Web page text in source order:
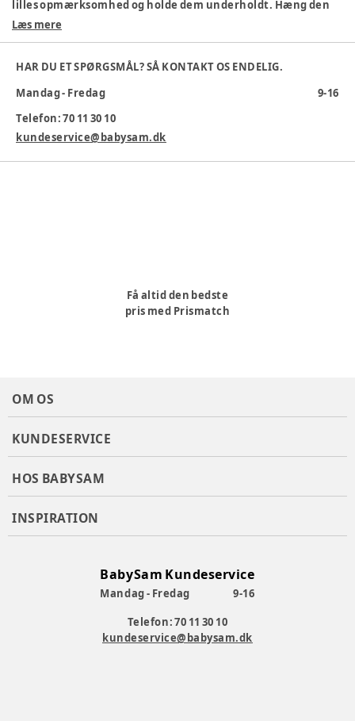
lilles opmærksomhed og holde dem underholdt. Hæng den
over børne sengen eller puslebordet for at skabe en dejlig
Varenummer:370950
Læs mere
HAR DU ET SPØRGSMÅL? SÅ KONTAKT OS ENDELIG.
Mandag - Fredag
9-16
Telefon: 70 11 30 10
kundeservice@babysam.dk
Få altid den bedste
pris med Prismatch
OM OS
KUNDESERVICE
HOS BABYSAM
INSPIRATION
BabySam Kundeservice
Mandag - Fredag
9-16
Telefon: 70 11 30 10
kundeservice@babysam.dk